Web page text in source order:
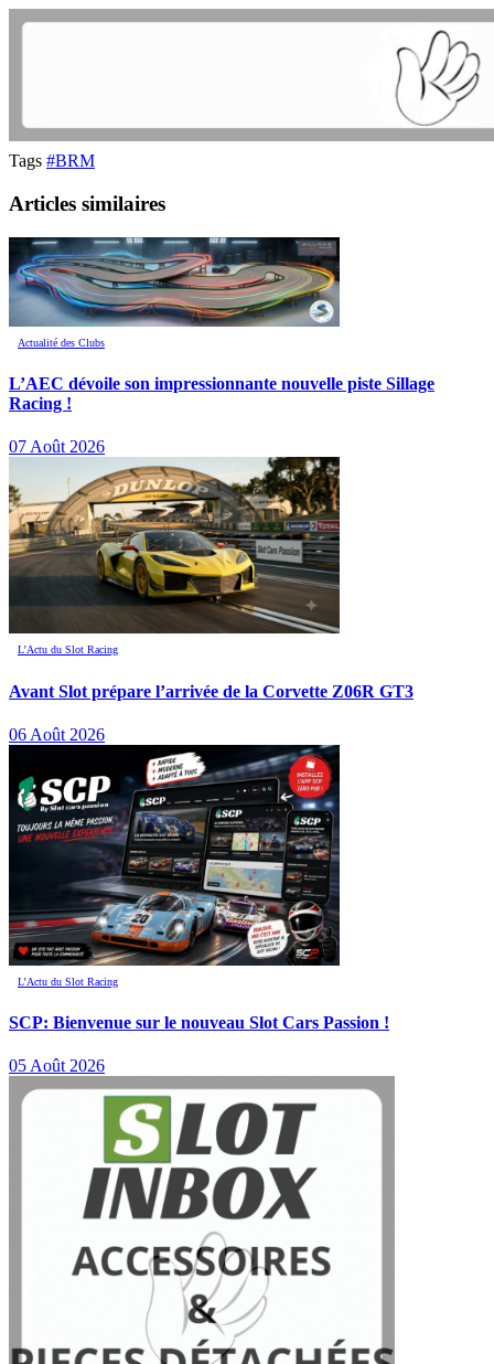
Tags #BRM
Articles similaires
Actualité des Clubs
L’AEC dévoile son impressionnante nouvelle piste Sillage
Racing !
07 Août 2026
L’Actu du Slot Racing
Avant Slot prépare l’arrivée de la Corvette Z06R GT3
06 Août 2026
L’Actu du Slot Racing
SCP: Bienvenue sur le nouveau Slot Cars Passion !
05 Août 2026